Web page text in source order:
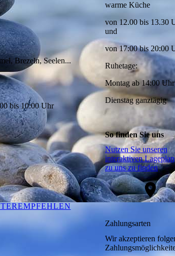
Brezeln, Seelen...
bis 10:00 Uhr
warme Küche
von 12.00 bis 13.30
und
von 17:00 bis 20:00
Ruhetage:
Montag ab 14:00 Uhr
Dienstag ganztägig
So finden Sie uns
Nutzen Sie unseren
interaktiven
zu uns zu finden
Zahlungsarten
Wir akzeptieren